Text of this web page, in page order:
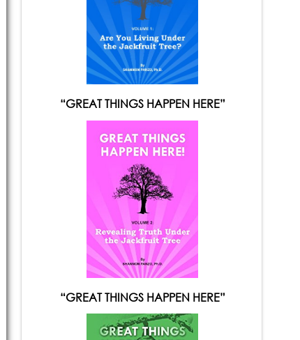
“GREAT THINGS HAPPEN HERE”
“GREAT THINGS HAPPEN HERE”